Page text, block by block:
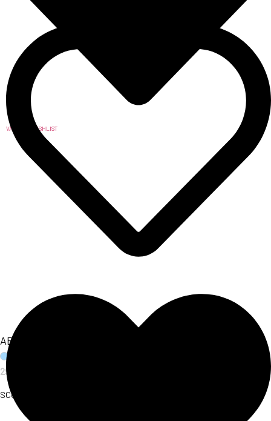
VAI ALLA WISHLIST
ABITO AURORA
29,00
SCOPRI L'ARTICOLO